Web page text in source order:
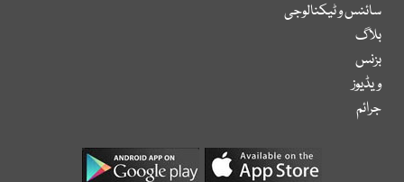
سائنس و ٹیکنالوجی
بلاگ
بزنس
ویڈیوز
جرائم